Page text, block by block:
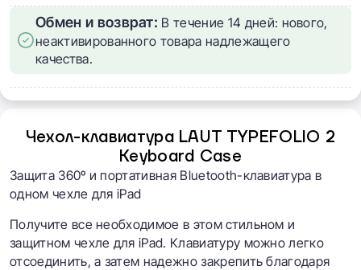
Обмен и возврат: В течение 14 дней: нового,
неактивированного товара надлежащего
качества.
Чехол-клавиатура LAUT TYPEFOLIO 2
Keyboard Case
Защита 360º и портативная Bluetooth-клавиатура в
одном чехле для iPad
Получите все необходимое в этом стильном и
защитном чехле для iPad. Клавиатуру можно легко
отсоединить, а затем надежно закрепить благодаря